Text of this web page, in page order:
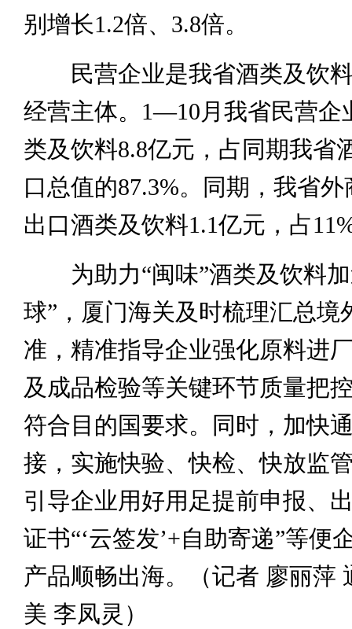
别增长1.2倍、3.8倍。
民营企业是我省酒类及饮料
经营主体。1—10月我省民营企
类及饮料8.8亿元，占同期我省
口总值的87.3%。同期，我省
出口酒类及饮料1.1亿元，占
为助力“闽味”酒类及饮料加
球”，厦门海关及时梳理汇总境
准，精准指导企业强化原料进
及成品检验等关键环节质量把
符合目的国要求。同时，加快
接，实施快验、快检、快放监
引导企业用好用足提前申报、
证书“‘云签发’+自助寄递”等便
产品顺畅出海。（记者 廖丽萍
美 李凤灵）